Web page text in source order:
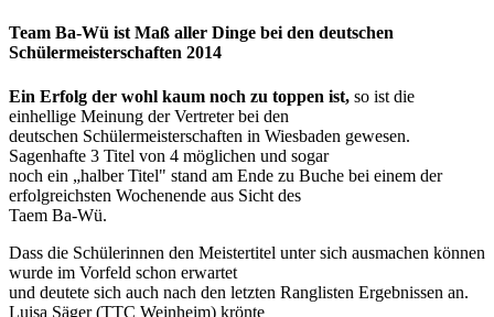
Team Ba-Wü ist Maß aller Dinge bei den deutschen
Schülermeisterschaften 2014
Ein Erfolg der wohl kaum noch zu toppen ist, so ist die
einhellige Meinung der Vertreter bei den
deutschen Schülermeisterschaften in Wiesbaden gewesen.
Sagenhafte 3 Titel von 4 möglichen und sogar
noch ein „halber Titel" stand am Ende zu Buche bei einem der
erfolgreichsten Wochenende aus Sicht des
Taem Ba-Wü.
Dass die Schülerinnen den Meistertitel unter sich ausmachen können
wurde im Vorfeld schon erwartet
und deutete sich auch nach den letzten Ranglisten Ergebnissen an.
Luisa Säger (TTC Weinheim) krönte